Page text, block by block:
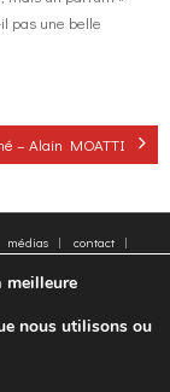
pas une belle
– Alain MOATTI
médias
contact
- Tous droits réservés,
prohibited
meilleure
nous utilisons ou